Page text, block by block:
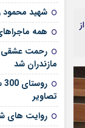
شهید محمود
همه
رحمت عشقی
مازندران شد
تصاویر
روایت های